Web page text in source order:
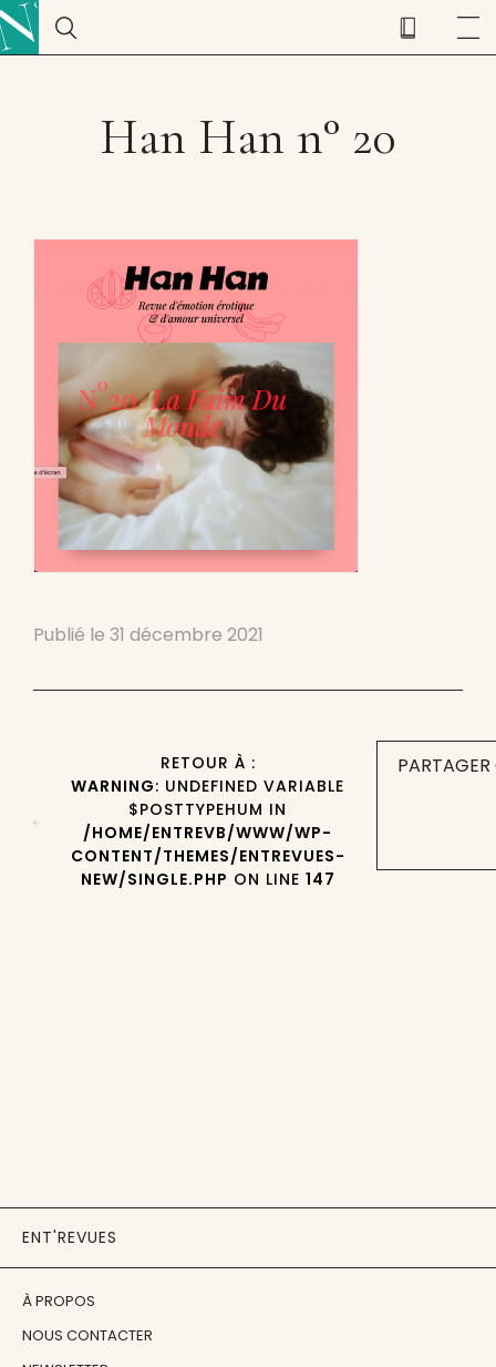
Han Han n° 20
Publié le 31 décembre 2021
RETOUR À :
WARNING: UNDEFINED VARIABLE
$POSTTYPEHUM IN
/HOME/ENTREVB/WWW/WP-
CONTENT/THEMES/ENTREVUES-
NEW/SINGLE.PHP ON LINE 147
ENT'REVUES
À PROPOS
NOUS CONTACTER